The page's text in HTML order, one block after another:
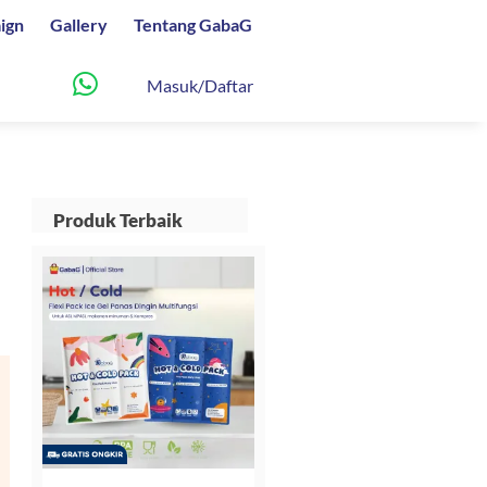
Gallery Tentang GabaG
Masuk/Daftar
Produk Terbaik